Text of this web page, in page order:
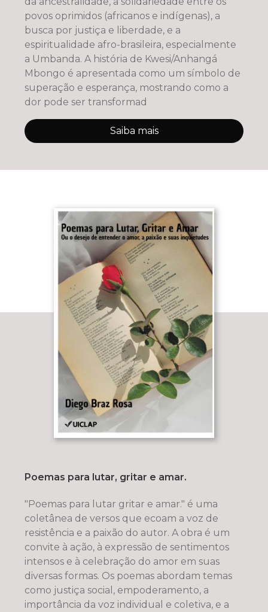
povos oprimidos (africanos e indígenas), a
busca por justiça e liberdade, e a
espiritualidade afro-brasileira, especialmente
a Umbanda. A história de Kwesi/Anhangá
Mbongo é apresentada como um símbolo de
superação e esperança, mostrando como a
dor pode ser transformad
Saiba mais
Poemas para lutar, gritar e amar.
"Poemas para lutar gritar e amar." é uma
coletânea de versos que ecoam a voz de
resistência e a paixão do autor. A obra é um
convite à ação, à expressão de sentimentos
intensos e à celebração do amor em suas
diversas formas. Os poemas abordam temas
como justiça social, empoderamento, a
importância da voz individual e coletiva, e a